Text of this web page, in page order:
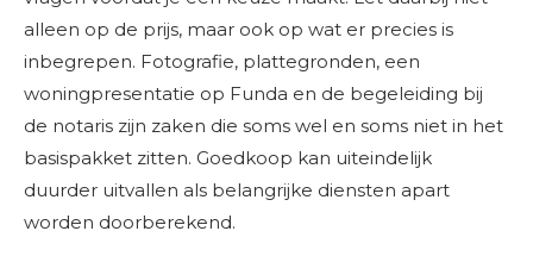
alleen op de prijs, maar ook op wat er precies is
inbegrepen. Fotografie, plattegronden, een
woningpresentatie op Funda en de begeleiding bij
de notaris zijn zaken die soms wel en soms niet in het
basispakket zitten. Goedkoop kan uiteindelijk
duurder uitvallen als belangrijke diensten apart
worden doorberekend.